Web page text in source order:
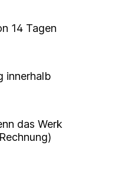
14 Tagen
innerhalb
das Werk